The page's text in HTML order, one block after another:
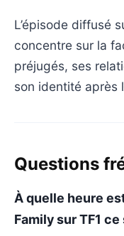
L’épisode diffusé
concentre sur la
préjugés, ses
son identité après
Questions
À quelle heure
Family sur TF1 ce